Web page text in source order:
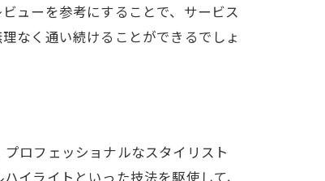
ューを参考にすることで、サービス
なく通い続けることができるでしょ
ロフェッショナルなスタイリスト
イライトといった技法を駆使して、